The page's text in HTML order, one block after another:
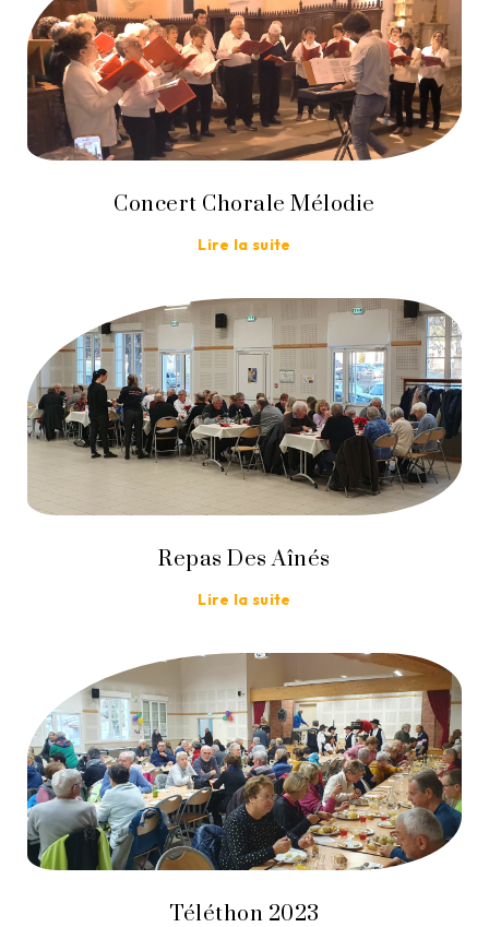
Concert Chorale Mélodie
Lire la suite
Repas Des Aînés
Lire la suite
Téléthon 2023